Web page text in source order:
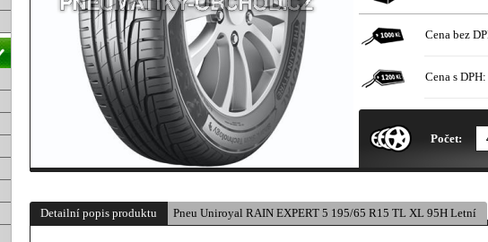
Cena bez
Cena s DPH:
Počet:
Detailní popis produktu Pneu Uniroyal RAIN EXPERT 5 195/65 R15 TL XL 95H Letní